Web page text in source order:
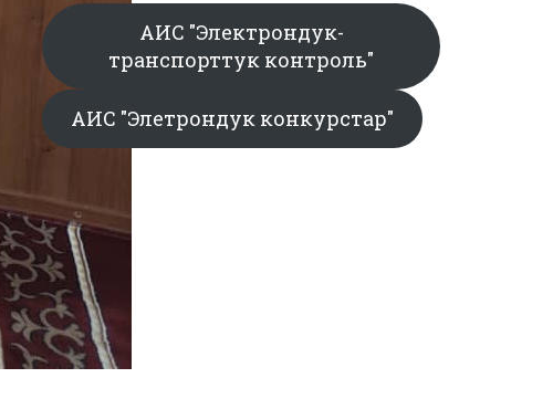
АИС "Электрондук-
транспорттук контроль"
АИС "Элетрондук конкурстар"